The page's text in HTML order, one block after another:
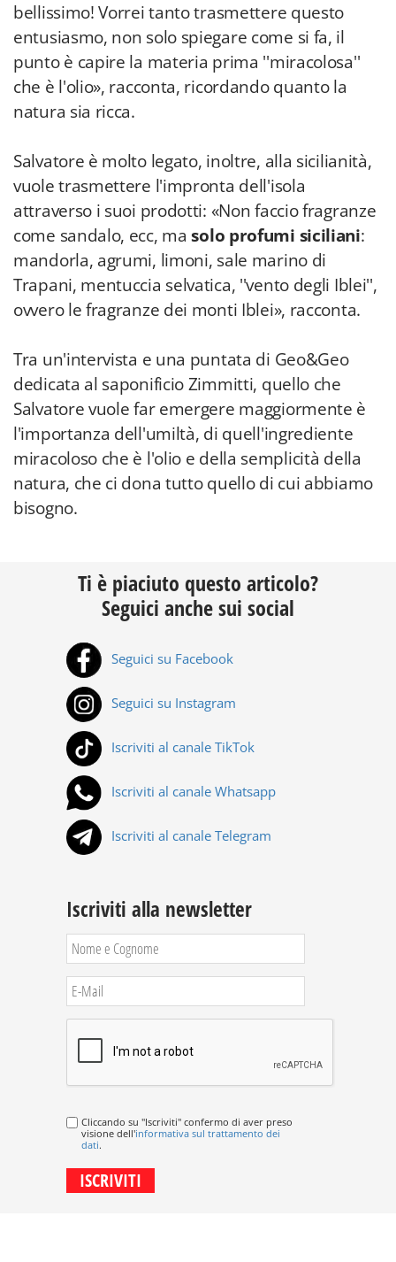
bellissimo! Vorrei tanto trasmettere questo
entusiasmo, non solo spiegare come si fa, il
punto è capire la materia prima ''miracolosa''
che è l'olio», racconta, ricordando quanto la
natura sia ricca.
Salvatore è molto legato, inoltre, alla sicilianità,
vuole trasmettere l'impronta dell'isola
attraverso i suoi prodotti: «Non faccio fragranze
come sandalo, ecc, ma solo profumi siciliani:
mandorla, agrumi, limoni, sale marino di
Trapani, mentuccia selvatica, ''vento degli Iblei'',
ovvero le fragranze dei monti Iblei», racconta.
Tra un'intervista e una puntata di Geo&Geo
dedicata al saponificio Zimmitti, quello che
Salvatore vuole far emergere maggiormente è
l'importanza dell'umiltà, di quell'ingrediente
miracoloso che è l'olio e della semplicità della
natura, che ci dona tutto quello di cui abbiamo
bisogno.
Ti è piaciuto questo articolo?
Seguici anche sui social
Seguici su Facebook
Seguici su Instagram
Iscriviti al canale TikTok
Iscriviti al canale Whatsapp
Iscriviti al canale Telegram
Iscriviti alla newsletter
Cliccando su "Iscriviti" confermo di aver preso
visione dell'informativa sul trattamento dei
dati.